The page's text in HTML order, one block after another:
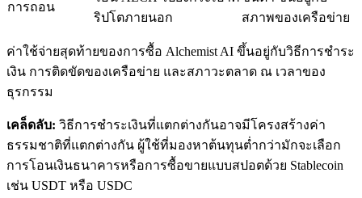
เรียนรู้ Staking
เรียนรู้เกี่ยวกับการสร้างรายได้แบบพาสซีฟ
Bitrue AI
การถอน
ริปโตภายนอก
สภาพของเครือข่าย
ค่าใช้จ่ายสุดท้ายของการซื้อ Alchemist AI ขึ้นอยู่กับวิธีการชำระ
เงิน การติดขัดของเครือข่าย และสภาวะตลาด ณ เวลาของ
ธุรกรรม
เคล็ดลับ: วิธีการชำระเงินที่แตกต่างกันอาจมีโครงสร้างค่า
ธรรมชาติที่แตกต่างกัน ผู้ใช้ที่มองหาต้นทุนต่ำกว่ามักจะเลือก
การโอนเงินธนาคารหรือการซื้อขายแบบสปอตด้วย Stablecoin
เช่น USDT หรือ USDC